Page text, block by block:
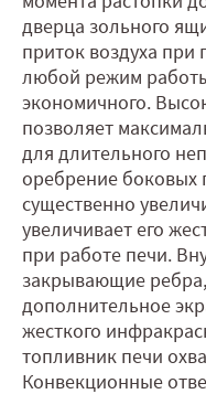
дверца зольного
приток воздуха
любой режим
экономичного.
позволяет
для длительного
оребрение боковых
существенно
увеличивает его
при работе печи.
закрывающие
дополнительное
жесткого
топливник печи
Конвекционные